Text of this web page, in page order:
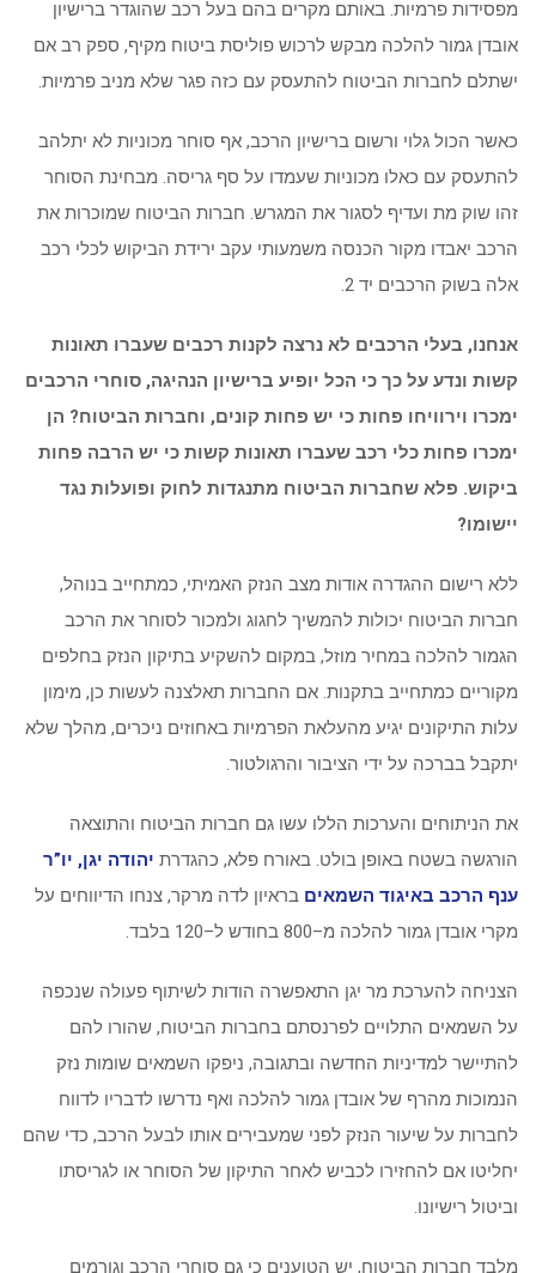
מפסידות פרמיות. באותם מקרים בהם בעל רכב שהוגדר ברישיון
אובדן גמור להלכה מבקש לרכוש פוליסת ביטוח מקיף, ספק רב אם
ישתלם לחברות הביטוח להתעסק עם כזה פגר שלא מניב פרמיות.
כאשר הכול גלוי ורשום ברישיון הרכב, אף סוחר מכוניות לא יתלהב
להתעסק עם כאלו מכוניות שעמדו על סף גריסה. מבחינת הסוחר
זהו שוק מת ועדיף לסגור את המגרש. חברות הביטוח שמוכרות את
הרכב יאבדו מקור הכנסה משמעותי עקב ירידת הביקוש לכלי רכב
אלה בשוק הרכבים יד 2.
אנחנו, בעלי הרכבים לא נרצה לקנות רכבים שעברו תאונות
קשות ונדע על כך כי הכל יופיע ברישיון הנהיגה, סוחרי הרכבים
ימכרו וירוויחו פחות כי יש פחות קונים, וחברות הביטוח? הן
ימכרו פחות כלי רכב שעברו תאונות קשות כי יש הרבה פחות
ביקוש. פלא שחברות הביטוח מתנגדות לחוק ופועלות נגד
יישומו?
ללא רישום ההגדרה אודות מצב הנזק האמיתי, כמתחייב בנוהל,
חברות הביטוח יכולות להמשיך לחגוג ולמכור לסוחר את הרכב
הגמור להלכה במחיר מוזל, במקום להשקיע בתיקון הנזק בחלפים
מקוריים כמתחייב בתקנות. אם החברות תאלצנה לעשות כן, מימון
עלות התיקונים יגיע מהעלאת הפרמיות באחוזים ניכרים, מהלך שלא
יתקבל בברכה על ידי הציבור והרגולטור.
את הניתוחים והערכות הללו עשו גם חברות הביטוח והתוצאה
הורגשה בשטח באופן בולט. באורח פלא, כהגדרת יהודה יגן, יו”ר
ענף הרכב באיגוד השמאים בראיון לדה מרקר, צנחו הדיווחים על
מקרי אובדן גמור להלכה מ–800 בחודש ל–120 בלבד.
הצניחה להערכת מר יגן התאפשרה הודות לשיתוף פעולה שנכפה
על השמאים התלויים לפרנסתם בחברות הביטוח, שהורו להם
להתיישר למדיניות החדשה ובתגובה, ניפקו השמאים שומות נזק
הנמוכות מהרף של אובדן גמור להלכה ואף נדרשו לדבריו לדווח
לחברות על שיעור הנזק לפני שמעבירים אותו לבעל הרכב, כדי שהם
יחליטו אם להחזירו לכביש לאחר התיקון של הסוחר או לגריסתו
וביטול רישיונו.
מלבד חברות הביטוח, יש הטוענים כי גם סוחרי הרכב וגורמים